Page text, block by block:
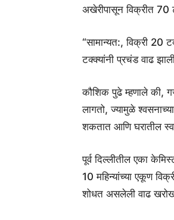
अखेरीपासून विक्रीत 70
“सामान्यत:, विक्री 20
टक्क्यांनी प्रचंड वाढ
कौशिक पुढे म्हणाले की,
लागतो, ज्यामुळे
शकतात आणि घरातील
पूर्व दिल्लीतील एका
10 महिन्यांच्या एकूण
शोधत असलेली वाढ